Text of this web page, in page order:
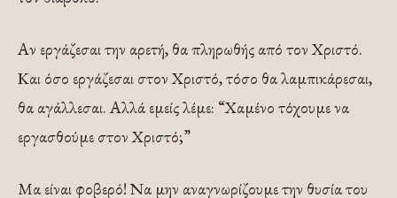
Αν εργάζεσαι την αρετή, θα πληρωθής από τον Χριστό.
Και όσο εργάζεσαι στον Χριστό, τόσο θα λαμπικάρεσαι,
θα αγάλλεσαι. Αλλά εμείς λέμε: “Χαμένο τόχουμε να
εργασθούμε στον Χριστό;”
Μα είναι φοβερό! Να μην αναγνωρίζουμε την θυσία του